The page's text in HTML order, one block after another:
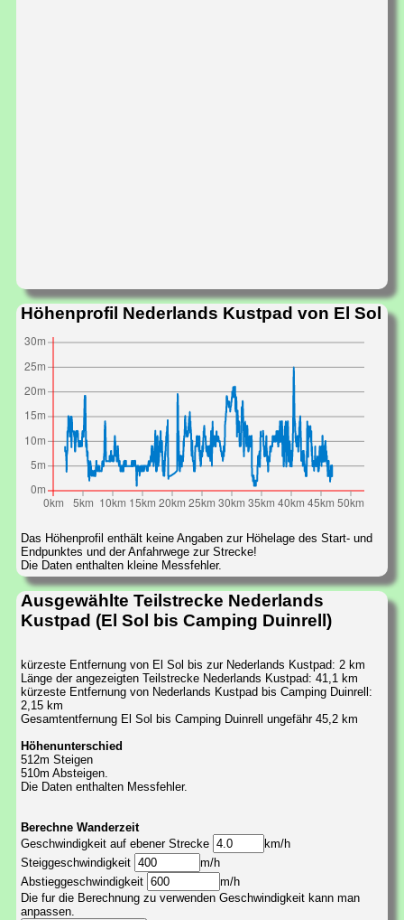
Höhenprofil Nederlands Kustpad von El Sol
Das Höhenprofil enthält keine Angaben zur Höhelage des Start- und
Endpunktes und der Anfahrwege zur Strecke!
Die Daten enthalten kleine Messfehler.
Ausgewählte Teilstrecke Nederlands
Kustpad (El Sol bis Camping Duinrell)
kürzeste Entfernung von El Sol bis zur Nederlands Kustpad: 2 km
Länge der angezeigten Teilstrecke Nederlands Kustpad: 41,1 km
kürzeste Entfernung von Nederlands Kustpad bis Camping Duinrell:
2,15 km
Gesamtentfernung El Sol bis Camping Duinrell ungefähr 45,2 km
Höhenunterschied
512m Steigen
510m Absteigen.
Die Daten enthalten Messfehler.
Berechne Wanderzeit
Geschwindigkeit auf ebener Strecke
km/h
Steiggeschwindigkeit
m/h
Abstieggeschwindigkeit
m/h
Die fur die Berechnung zu verwenden Geschwindigkeit kann man
anpassen.